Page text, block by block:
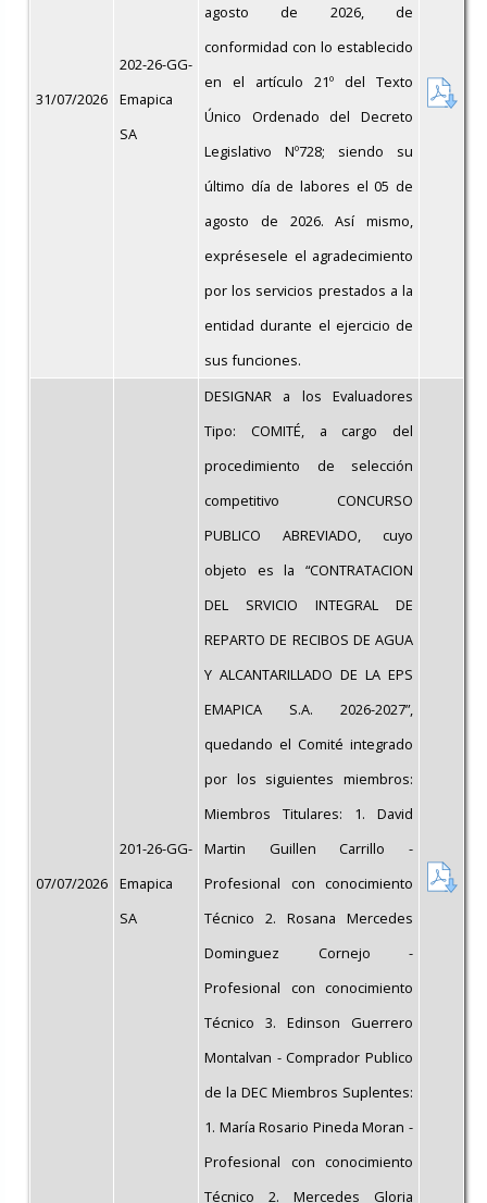
31/07/2026
202-26-GG-
Emapica
SA
agosto de 2026, de
conformidad con lo establecido
en el artículo 21º del Texto
Único Ordenado del Decreto
Legislativo Nº728; siendo su
último día de labores el 05 de
agosto de 2026. Así mismo,
exprésesele el agradecimiento
por los servicios prestados a la
entidad durante el ejercicio de
sus funciones.
07/07/2026
201-26-GG-
Emapica
SA
DESIGNAR a los Evaluadores
Tipo: COMITÉ, a cargo del
procedimiento de selección
competitivo CONCURSO
PUBLICO ABREVIADO, cuyo
objeto es la “CONTRATACION
DEL SRVICIO INTEGRAL DE
REPARTO DE RECIBOS DE AGUA
Y ALCANTARILLADO DE LA EPS
EMAPICA S.A. 2026-2027”,
quedando el Comité integrado
por los siguientes miembros:
Miembros Titulares: 1. David
Martin Guillen Carrillo -
Profesional con conocimiento
Técnico 2. Rosana Mercedes
Dominguez Cornejo -
Profesional con conocimiento
Técnico 3. Edinson Guerrero
Montalvan - Comprador Publico
de la DEC Miembros Suplentes:
1. María Rosario Pineda Moran -
Profesional con conocimiento
Técnico 2. Mercedes Gloria